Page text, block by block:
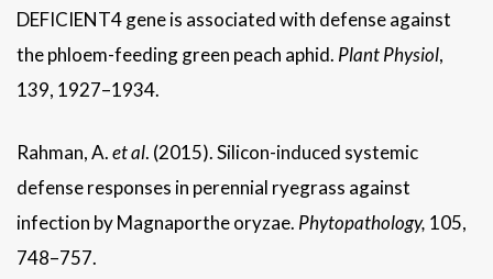
DEFICIENT4 gene is associated with defense against
the phloem-feeding green peach aphid. Plant Physiol,
139, 1927–1934.
Rahman, A.et al. (2015). Silicon-induced systemic
defense responses in perennial ryegrass against
infection by Magnaporthe oryzae. Phytopathology, 105,
748–757.